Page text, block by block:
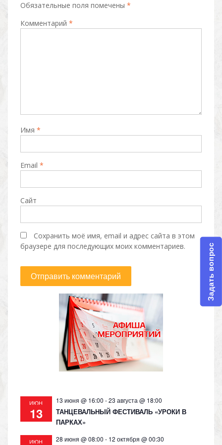
s
ni
p k
Обязательные поля помечены *
Комментарий *
Имя *
Email *
Сайт
Сохранить моё имя, email и адрес сайта в этом
браузере для последующих моих комментариев.
ИЮН
13
13 июня @ 16:00 -23 августа @ 18:00
ТАНЦЕВАЛЬНЫЙ ФЕСТИВАЛЬ «УРОКИ В
ПАРКАХ»
ИЮН 28 июня @ 08:00 - 12 октября @ 00:30
Задать вопрос